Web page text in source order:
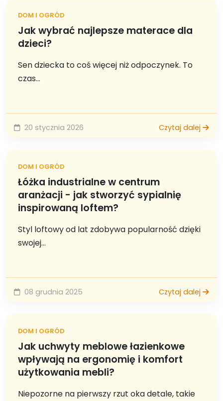
DOM I OGRÓD
Jak wybrać najlepsze materace dla
dzieci?
Sen dziecka to coś więcej niż odpoczynek. To
czas...
20 stycznia 2026 Czytaj dalej
DOM I OGRÓD
Łóżka industrialne w centrum
aranżacji - jak stworzyć sypialnię
inspirowaną loftem?
Styl loftowy od lat zdobywa popularność dzięki
swojej...
08 grudnia 2025 Czytaj dalej
DOM I OGRÓD
Jak uchwyty meblowe łazienkowe
wpływają na ergonomię i komfort
użytkowania mebli?
Niepozorne na pierwszy rzut oka detale, takie